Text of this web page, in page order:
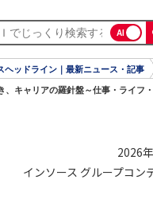
AI
ヘッドライン｜最新ニュース・記事
、キャリアの羅針盤～仕事・ライフ
2026
インソース グループコン